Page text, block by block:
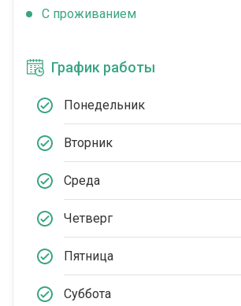
C проживанием
График работы
Понедельник
Вторник
Среда
Четверг
Пятница
Суббота